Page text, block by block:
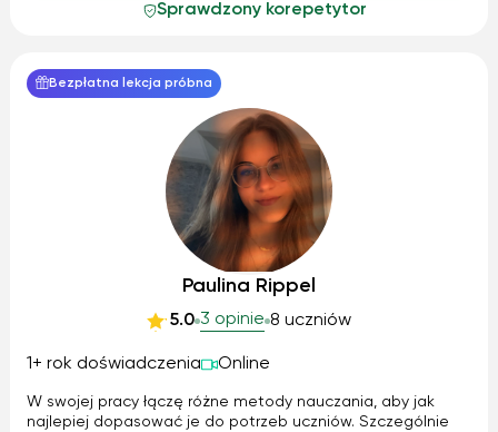
Sprawdzony korepetytor
Bezpłatna lekcja próbna
Paulina Rippel
5.0 3 opinie 8 uczniów
1+ rok doświadczenia Online
W swojej pracy łączę różne metody nauczania, aby jak
najlepiej dopasować je do potrzeb uczniów. Szczególnie